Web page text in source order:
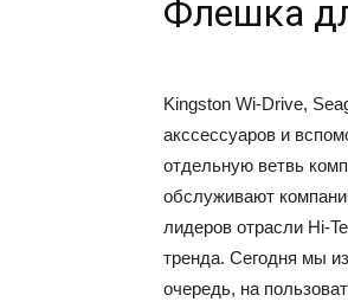
Флешка
Kingston Wi-Drive,
акссессуаров и
отдельную ветвь
обслуживают
лидеров отрасли Hi-
тренда. Сегодня мы
очередь, на